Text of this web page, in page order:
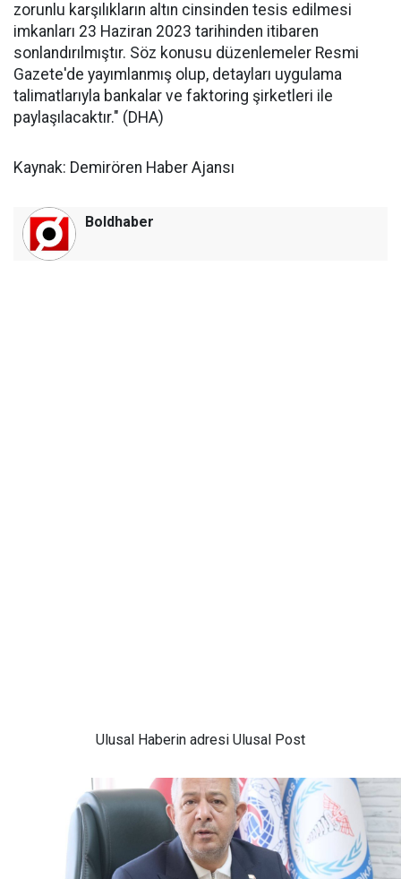
zorunlu karşılıkların altın cinsinden tesis edilmesi
imkanları 23 Haziran 2023 tarihinden itibaren
sonlandırılmıştır. Söz konusu düzenlemeler Resmi
Gazete'de yayımlanmış olup, detayları uygulama
talimatlarıyla bankalar ve faktoring şirketleri ile
paylaşılacaktır." (DHA)
Kaynak: Demirören Haber Ajansı
Boldhaber
Ulusal Haberin adresi Ulusal Post